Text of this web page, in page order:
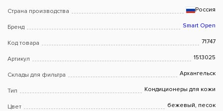
Страна производства Россия
Бренд Smart Open
Код товара 71747
Артикул 1513025
Склады для фильтра Архангельск
Тип Кондиционеры для кожи
Цвет бежевый, песок